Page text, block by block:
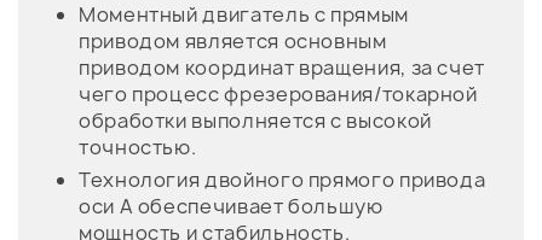
Моментный двигатель с прямым
приводом является основным
приводом координат вращения, за счет
чего процесс фрезерования/токарной
обработки выполняется с высокой
точностью.
Технология двойного прямого привода
оси А обеспечивает большую
мощность и стабильность.